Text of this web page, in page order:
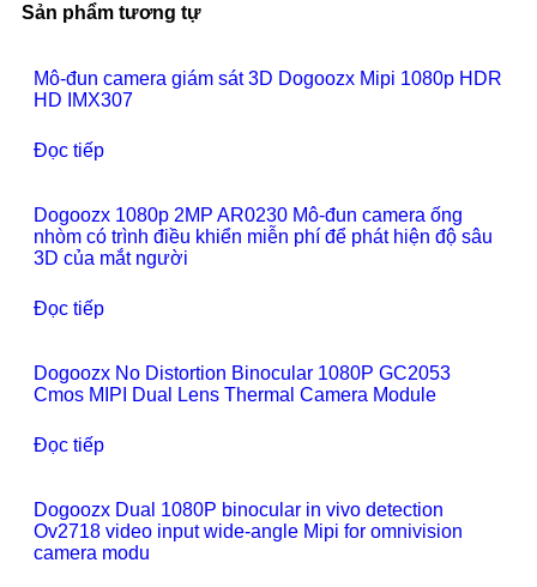
Sản phẩm tương tự
Mô-đun camera giám sát 3D Dogoozx Mipi 1080p HDR
HD IMX307
Đọc tiếp
Dogoozx 1080p 2MP AR0230 Mô-đun camera ống
nhòm có trình điều khiển miễn phí để phát hiện độ sâu
3D của mắt người
Đọc tiếp
Dogoozx No Distortion Binocular 1080P GC2053
Cmos MIPI Dual Lens Thermal Camera Module
Đọc tiếp
Dogoozx Dual 1080P binocular in vivo detection
Ov2718 video input wide-angle Mipi for omnivision
camera modu